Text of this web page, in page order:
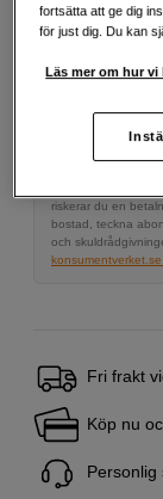
Startavgift 495
riskerar du en
bostad, teckna
och
Fri frakt
Köp nu
Personlig
fortsätta att ge dig
för just dig. Du kan
Läs mer om hur